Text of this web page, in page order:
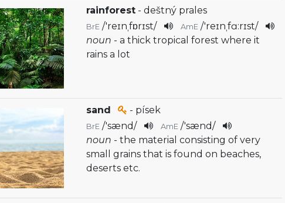
rainforest - deštný prales
BrE /'reɪnˌfɒrɪst/ AmE /'reɪnˌfɑ:rɪst/
noun - a thick tropical forest where it
rains a lot
sand - písek
BrE /'sænd/ AmE /'sænd/
noun - the material consisting of very
small grains that is found on beaches,
deserts etc.